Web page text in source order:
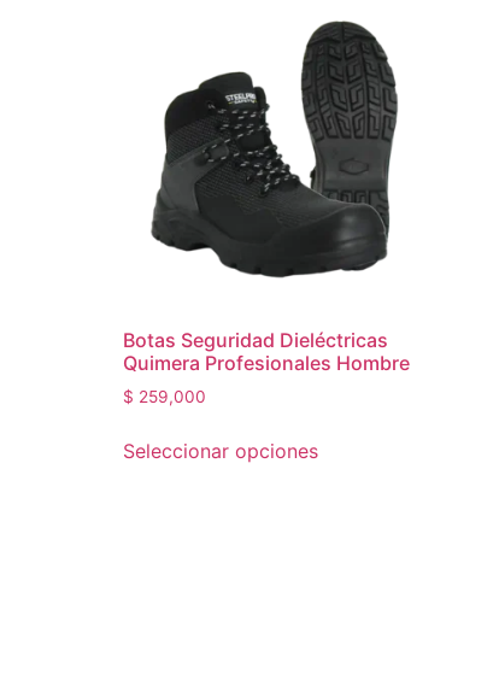
Botas Seguridad Dieléctricas
Quimera Profesionales Hombre
$ 259,000
Seleccionar opciones